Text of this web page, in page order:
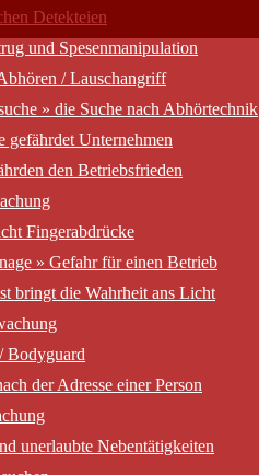
Detekteien
und Spesenmanipulation
/ Lauschangriff
» die Suche nach Abhörtechnik
gefährdet Unternehmen
den Betriebsfrieden
Fingerabdrücke
» Gefahr für einen Betrieb
bringt die Wahrheit ans Licht
Bodyguard
der Adresse einer Person
unerlaubte Nebentätigkeiten